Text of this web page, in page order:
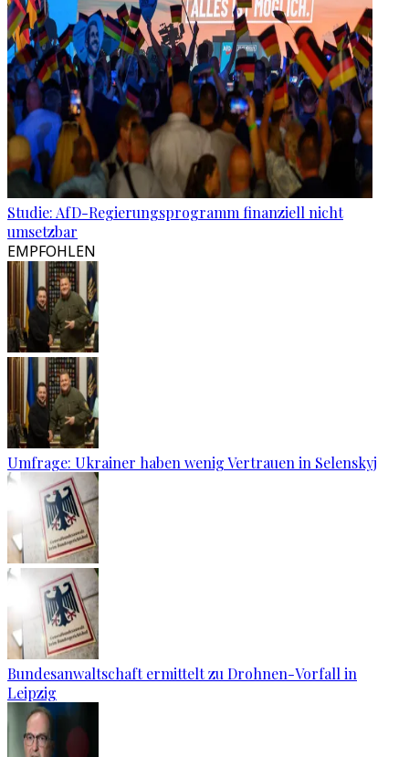
Studie: AfD-Regierungsprogramm finanziell nicht
umsetzbar
EMPFOHLEN
Umfrage: Ukrainer haben wenig Vertrauen in Selenskyj
Bundesanwaltschaft ermittelt zu Drohnen-Vorfall in
Leipzig